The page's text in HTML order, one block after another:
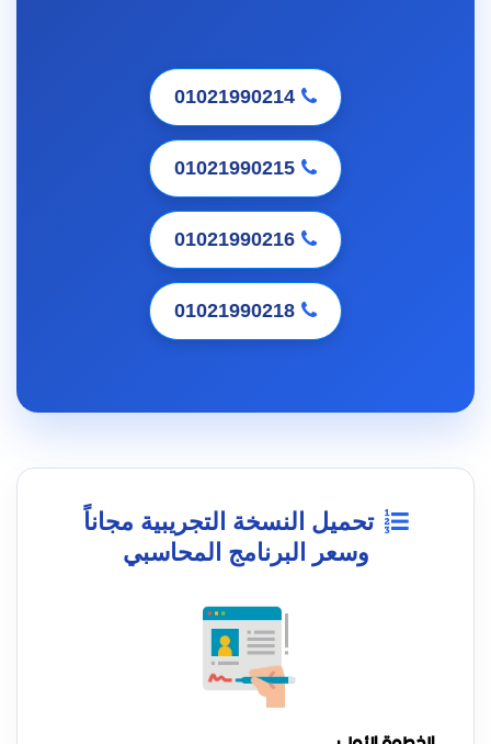
01021990214
01021990215
01021990216
01021990218
تحميل النسخة التجريبية مجاناً
وسعر البرنامج المحاسبي